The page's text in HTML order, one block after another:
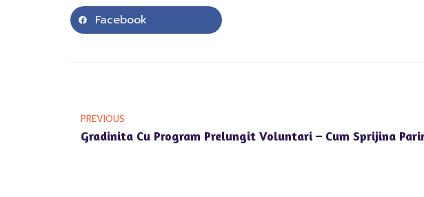
Facebook
PREVIOUS